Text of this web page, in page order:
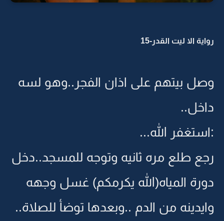
رواية الا ليت القدر-15
وصل بيتهم على اذان الفجر..وهو لسه
داخل..
:استغفر الله...
رجع طلع مره ثانيه وتوجه للمسجد..دخل
دورة المياه(الله يكرمكم) غسل وجهه
وايدينه من الدم ..وبعدها توضأ للصلاة..